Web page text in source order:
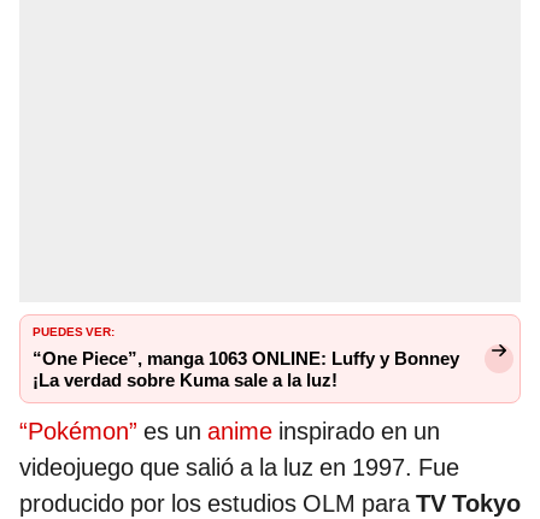
PUEDES VER:
“One Piece”, manga 1063 ONLINE: Luffy y Bonney
¡La verdad sobre Kuma sale a la luz!
“Pokémon” es un anime inspirado en un
videojuego que salió a la luz en 1997. Fue
producido por los estudios OLM para TV Tokyo